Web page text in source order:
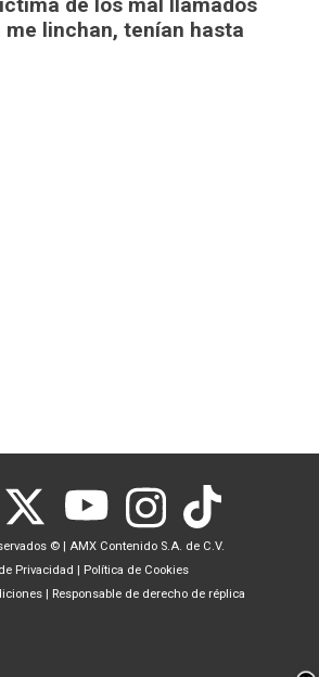
me linchan, tenían hasta
© | AMX Contenido S.A. de C.V.
Privacidad | Política de Cookies
| Responsable de derecho de réplica